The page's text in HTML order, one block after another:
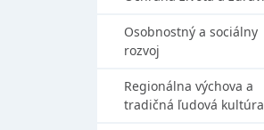
Osobnostný a sociálny
rozvoj
Regionálna výchova a
tradičná ľudová kultúra